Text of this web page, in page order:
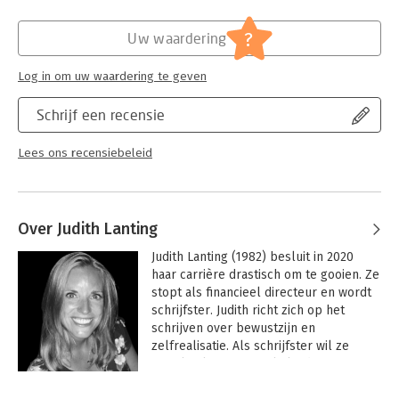
Schrijf een recensie
Lees ons recensiebeleid
Uw waardering ?
Log in om uw waardering te geven
Over Judith Lanting
Judith Lanting (1982) besluit in 2020
haar carrière drastisch om te gooien. Ze
stopt als financieel directeur en wordt
schrijfster. Judith richt zich op het
schrijven over bewustzijn en
zelfrealisatie. Als schrijfster wil ze